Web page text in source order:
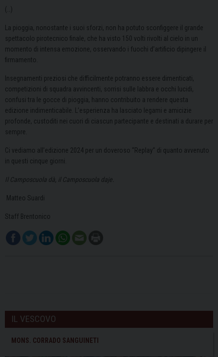
(…)
La pioggia, nonostante i suoi sforzi, non ha potuto sconfiggere il grande
spettacolo pirotecnico finale, che ha visto 150 volti rivolti al cielo in un
momento di intensa emozione, osservando i fuochi d’artificio dipingere il
firmamento.
Insegnamenti preziosi che difficilmente potranno essere dimenticati,
competizioni di squadra avvincenti, sorrisi sulle labbra e occhi lucidi,
confusi tra le gocce di pioggia, hanno contribuito a rendere questa
edizione indimenticabile. L’esperienza ha lasciato legami e amicizie
profonde, custoditi nei cuori di ciascun partecipante e destinati a durare per
sempre.
Ci vediamo all’edizione 2024 per un doveroso “Replay” di quanto avvenuto
in questi cinque giorni.
Il Camposcuola dà, il Camposcuola daje.
Matteo Suardi
Staff Brentonico
IL VESCOVO
MONS. CORRADO SANGUINETI